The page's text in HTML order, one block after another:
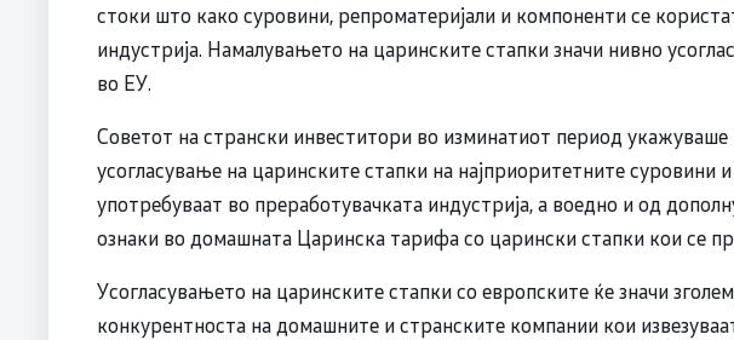
стоки што како суровини, репроматеријали и компоненти се
индустрија. Намалувањето на царинските стапки значи нивно
во ЕУ.
Советот на странски инвеститори во изминатиот период укажуваше
усогласување на царинските стапки на најприоритетните суровини
употребуваат во преработувачката индустрија, а воедно и од
ознаки во домашната Царинска тарифа со царински стапки кои се
Усогласувањето на царинските стапки со европските ќе значи
конкурентноста на домашните и странските компании кои